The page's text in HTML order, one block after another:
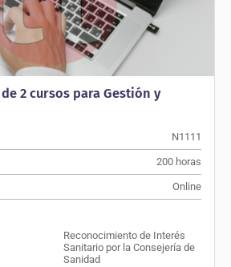
de 2 cursos para Gestión y
N1111
200 horas
Online
Reconocimiento de Interés
Sanitario por la Consejería de
Sanidad